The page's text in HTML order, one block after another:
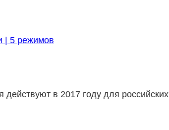
| 5 режимов
в 2017 году для российских